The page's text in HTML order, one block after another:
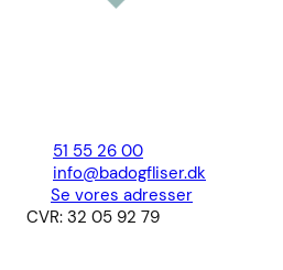
51 55 26 00
info@badogfliser.dk
Se vores adresser
CVR: 32 05 92 79